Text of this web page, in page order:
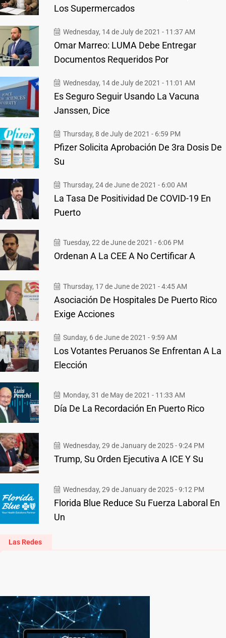
Los Supermercados
Wednesday, 14 de July de 2021 - 11:37 AM
Omar Marreo: LUMA Debe Entregar
Documentos Requeridos Por
Wednesday, 14 de July de 2021 - 11:01 AM
Es Seguro Seguir Usando La Vacuna
Janssen, Dice
Thursday, 8 de July de 2021 - 6:59 PM
Pfizer Solicita Aprobación De 3ra Dosis De
Su
Thursday, 24 de June de 2021 - 6:00 AM
La Tasa De Positividad De COVID-19 En
Puerto
Tuesday, 22 de June de 2021 - 6:06 PM
Ordenan A La CEE A No Certificar A
Thursday, 17 de June de 2021 - 4:45 AM
Asociación De Hospitales De Puerto Rico
Exige Acciones
Sunday, 6 de June de 2021 - 9:59 AM
Los Votantes Peruanos Se Enfrentan A La
Elección
Monday, 31 de May de 2021 - 11:33 AM
Día De La Recordación En Puerto Rico
Wednesday, 29 de January de 2025 - 9:24 PM
Trump, Su Orden Ejecutiva A ICE Y Su
Wednesday, 29 de January de 2025 - 9:12 PM
Florida Blue Reduce Su Fuerza Laboral En
Un
Las Redes